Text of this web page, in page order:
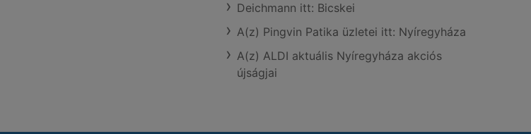
Deichmann itt: Bicskei
A(z) Pingvin Patika üzletei itt: Nyíregyháza
A(z) ALDI aktuális Nyíregyháza akciós
újságjai